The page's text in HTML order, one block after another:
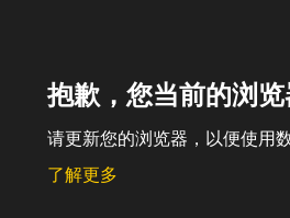
抱歉，您当前的浏
请更新您的浏览器，以便使用
了解更多